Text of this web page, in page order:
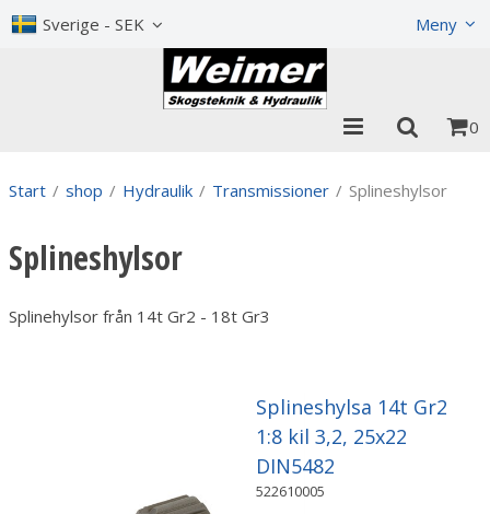
Sverige - SEK Meny
0
Start / shop / Hydraulik / Transmissioner / Splineshylsor
Splineshylsor
Splinehylsor från 14t Gr2 - 18t Gr3
Splineshylsa 14t Gr2
1:8 kil 3,2, 25x22
DIN5482
522610005